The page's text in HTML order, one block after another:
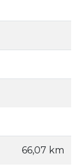
66,07 km